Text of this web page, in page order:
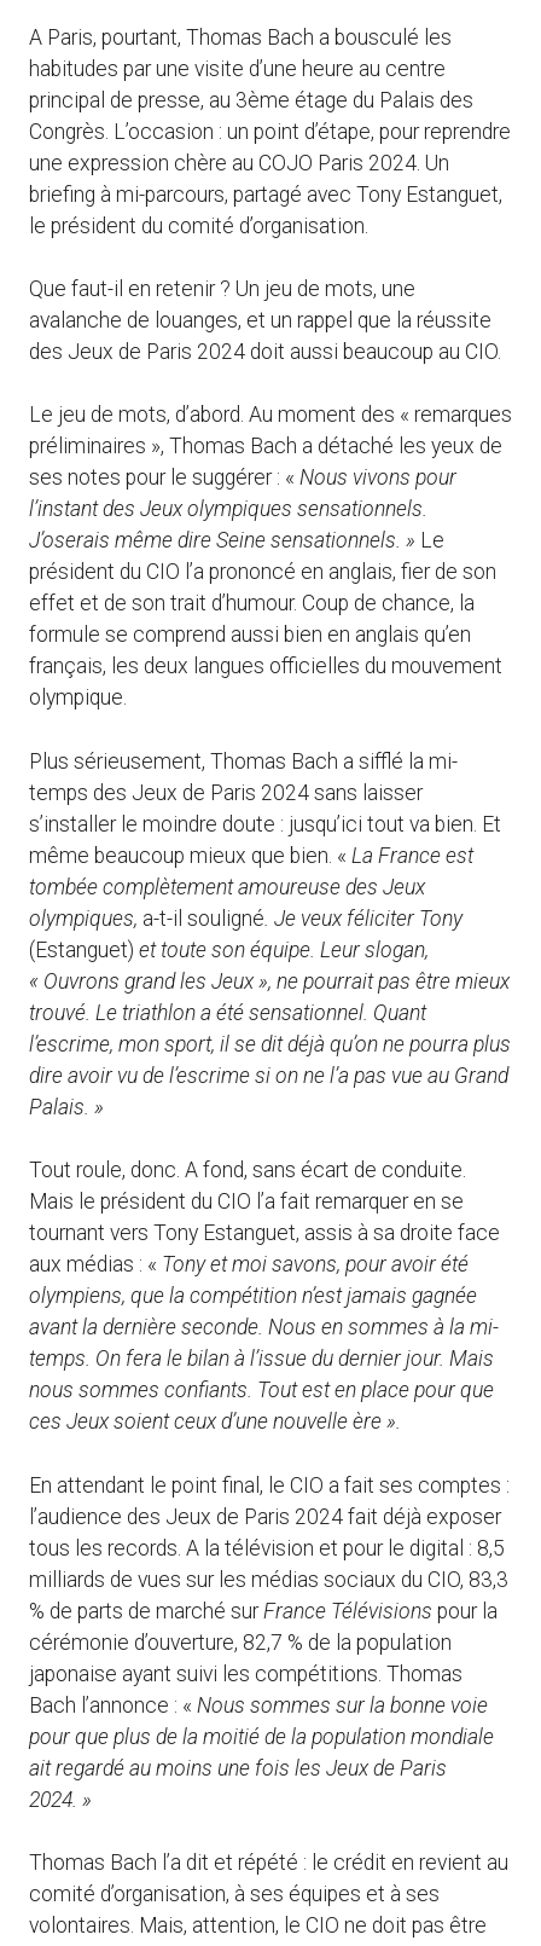
A Paris, pourtant, Thomas Bach a bousculé les
habitudes par une visite d’une heure au centre
principal de presse, au 3ème étage du Palais des
Congrès. L’occasion : un point d’étape, pour reprendre
une expression chère au COJO Paris 2024. Un
briefing à mi-parcours, partagé avec Tony Estanguet,
le président du comité d’organisation.
Que faut-il en retenir ? Un jeu de mots, une
avalanche de louanges, et un rappel que la réussite
des Jeux de Paris 2024 doit aussi beaucoup au CIO.
Le jeu de mots, d’abord. Au moment des « remarques
préliminaires », Thomas Bach a détaché les yeux de
ses notes pour le suggérer : « Nous vivons pour
l’instant des Jeux olympiques sensationnels.
J’oserais même dire Seine sensationnels. » Le
président du CIO l’a prononcé en anglais, fier de son
effet et de son trait d’humour. Coup de chance, la
formule se comprend aussi bien en anglais qu’en
français, les deux langues officielles du mouvement
olympique.
Plus sérieusement, Thomas Bach a sifflé la mi-
temps des Jeux de Paris 2024 sans laisser
s’installer le moindre doute : jusqu’ici tout va bien. Et
même beaucoup mieux que bien. « La France est
tombée complètement amoureuse des Jeux
olympiques, a-t-il souligné . Je veux féliciter Tony
(Estanguet) et toute son équipe. Leur slogan,
« Ouvrons grand les Jeux », ne pourrait pas être mieux
trouvé. Le triathlon a été sensationnel. Quant
l’escrime, mon sport, il se dit déjà qu’on ne pourra plus
dire avoir vu de l’escrime si on ne l’a pas vue au Grand
Palais. »
Tout roule, donc. A fond, sans écart de conduite.
Mais le président du CIO l’a fait remarquer en se
tournant vers Tony Estanguet, assis à sa droite face
aux médias : « Tony et moi savons, pour avoir été
olympiens, que la compétition n’est jamais gagnée
avant la dernière seconde. Nous en sommes à la mi-
temps. On fera le bilan à l’issue du dernier jour. Mais
nous sommes confiants. Tout est en place pour que
ces Jeux soient ceux d’une nouvelle ère ».
En attendant le point final, le CIO a fait ses comptes :
l’audience des Jeux de Paris 2024 fait déjà exposer
tous les records. A la télévision et pour le digital : 8,5
milliards de vues sur les médias sociaux du CIO, 83,3
% de parts de marché surFrance Télévisions pour la
cérémonie d’ouverture, 82,7 % de la population
japonaise ayant suivi les compétitions. Thomas
Bach l’annonce : « Nous sommes sur la bonne voie
pour que plus de la moitié de la population mondiale
ait regardé au moins une fois les Jeux de Paris
2024. »
Thomas Bach l’a dit et répété : le crédit en revient au
comité d’organisation, à ses équipes et à ses
volontaires. Mais, attention, le CIO ne doit pas être